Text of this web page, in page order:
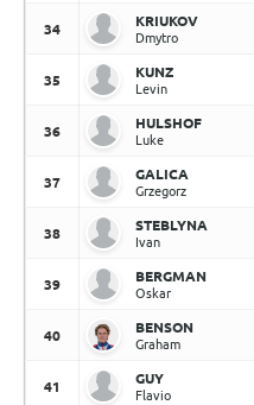
34
KRIUKOV
Dmytro
35
KUNZ
Levin
36
HULSHOF
Luke
37
GALICA
Grzegorz
38
STEBLYNA
Ivan
39
BERGMAN
Oskar
40
BENSON
Graham
41
GUY
Flavio